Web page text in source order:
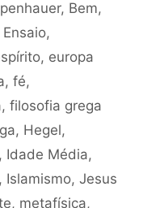
, Bem,
Ensaio,
, europa
, fé,
, filosofia grega
, Hegel,
, Idade Média,
, Islamismo, Jesus
, metafísica,